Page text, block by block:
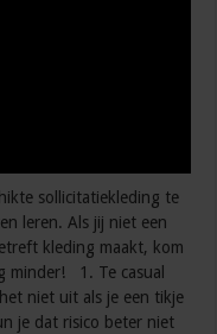
sollicitatiekleding te
leren. Als jij niet een
kleding maakt, kom
minder! 1. Te casual
niet uit als je een tikje
je dat risico beter niet